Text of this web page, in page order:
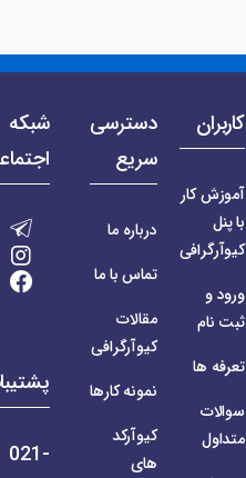
کاربران
آموزش کار
با پنل
کیوآرگرافی
ورود و
ثبت نام
تعرفه ها
سوالات
متداول
دسترسی
سریع
درباره ما
تماس با ما
مقالات
کیوآرگرافی
نمونه کارها
کیوآرکد
های
021-